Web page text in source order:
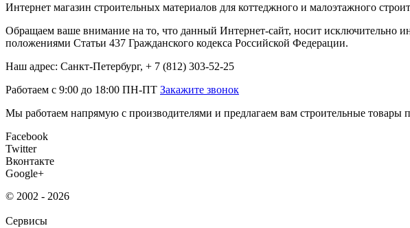
Интернет магазин строительных материалов для коттеджного и малоэтажного
Обращаем ваше внимание на то, что данный Интернет-сайт, носит исключительно
положениями Статьи 437 Гражданского кодекса Российской Федерации.
Наш адрес: Санкт-Петербург, + 7 (812) 303-52-25
Работаем с 9:00 до 18:00 ПН-ПТ Закажите звонок
Мы работаем напрямую с производителями и предлагаем вам строительные
Facebook
Twitter
Вконтакте
Google+
© 2002 - 2026
Сервисы